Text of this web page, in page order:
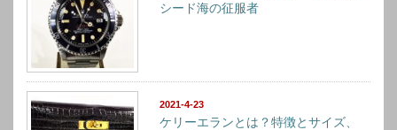
シード海の征服者
2021-4-23
ケリーエランとは？特徴とサイズ、